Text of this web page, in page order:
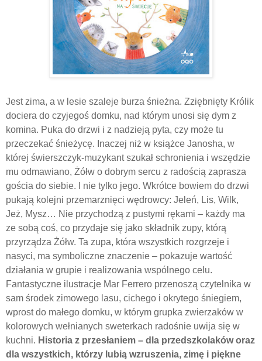
Jest zima, a w lesie szaleje burza śnieżna. Zziębnięty Królik
dociera do czyjegoś domku, nad którym unosi się dym z
komina. Puka do drzwi i z nadzieją pyta, czy może tu
przeczekać śnieżycę. Inaczej niż w książce Janosha, w
której świerszczyk-muzykant szukał schronienia i wszędzie
mu odmawiano, Żółw o dobrym sercu z radością zaprasza
gościa do siebie. I nie tylko jego. Wkrótce bowiem do drzwi
pukają kolejni przemarznięci wędrowcy: Jeleń, Lis, Wilk,
Jeż, Mysz… Nie przychodzą z pustymi rękami – każdy ma
ze sobą coś, co przydaje się jako składnik zupy, którą
przyrządza Żółw. Ta zupa, która wszystkich rozgrzeje i
nasyci, ma symboliczne znaczenie – pokazuje wartość
działania w grupie i realizowania wspólnego celu.
Fantastyczne ilustracje Mar Ferrero przenoszą czytelnika w
sam środek zimowego lasu, cichego i okrytego śniegiem,
wprost do małego domku, w którym grupka zwierzaków w
kolorowych wełnianych sweterkach radośnie uwija się w
kuchni. Historia z przesłaniem – dla przedszkolaków oraz
dla wszystkich, którzy lubią wzruszenia, zimę i piękne